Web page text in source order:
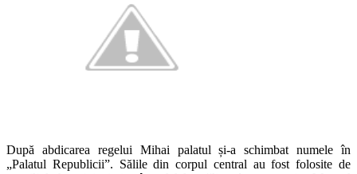
După abdicarea regelui Mihai palatul și-a schimbat numele în
„Palatul Republicii”. Sălile din corpul central au fost folosite de